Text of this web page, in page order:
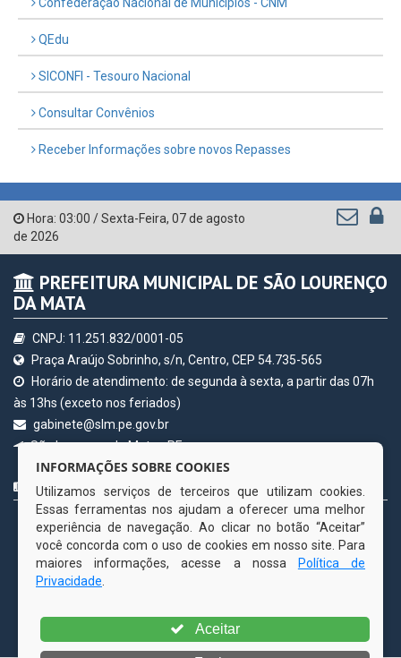
Confederação Nacional de Municípios - CNM
QEdu
SICONFI - Tesouro Nacional
Consultar Convênios
PREFEITURA MUNICIPAL DE SÃO LOURENÇO
DA MATA
CNPJ: 11.251.832/0001-05
Praça Araújo Sobrinho, s/n, Centro, CEP 54.735-565
Horário de atendimento: de segunda à sexta, a partir das 07h
às 13hs (exceto nos feriados)
São Lourenço da Mata - PE
CURTA NOSSA FAN PAGE
INFORMAÇÕES SOBRE COOKIES
Utilizamos serviços de terceiros que utilizam cookies.
Essas ferramentas nos ajudam a oferecer uma melhor
experiência de navegação. Ao clicar no botão “Aceitar”
você concorda com o uso de cookies em nosso site. Para
maiores informações, acesse a nossa
Política de
Privacidade
Aceitar